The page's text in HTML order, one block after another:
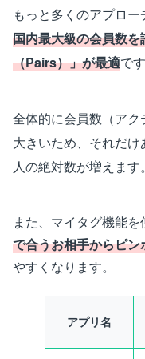
もっと多くのアプロー
国内最大級の会員数
（Pairs）」が最適です
全体的に会員数（ア
大きいため、それだ
人の絶対数が増えます。
また、マイタグ機能を
で合うお相手からピ
やすくなります。
アプリ名